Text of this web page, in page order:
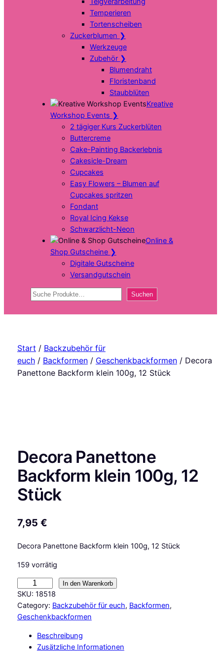
Temperieren
Tortenscheiben
Zuckerblumen ❯
Werkzeuge
Zubehör ❯
Blumendraht
Floristenband
Staubblüten
Kreative
Workshop Events ❯
2 tägiger Kurs Zuckerblüten
Buttercreme
Cake-Painting Backerlebnis
Cakesicle-Dream
Cupcakes
Easy Flowers – Blumen auf
Cupcakes spritzen
Fondant
Royal Icing Kekse
Schwarzlicht-Neon
Online &
Shop Gutscheine ❯
Digitale Gutscheine
Versandgutschein
Suchen Suchen
Start / Backzubehör für
euch/ Backformen/ Geschenkbackformen/ Decora
Panettone Backform klein 100g, 12 Stück
Decora Panettone
Backform klein 100g, 12
Stück
7,95 €
Decora Panettone Backform klein 100g, 12 Stück
159 vorrätig
e
c
o
In den Warenkorb
SKU: 18518
Category: Backzubehör für euch, Backformen
Geschenkbackformen
Beschreibung
Zusätzliche Informationen